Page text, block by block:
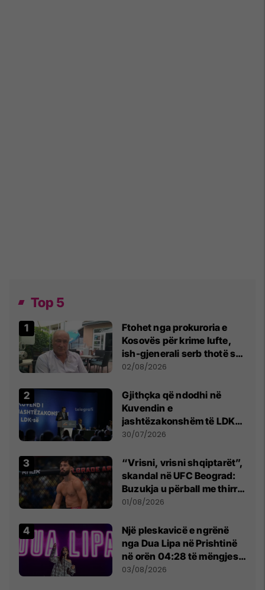
Top 5
Ftohet nga prokuroria e
Kosovës për krime lufte,
ish-gjenerali serb thotë se
dikush e tradhtoi në
02/08/2026
Gjithçka që ndodhi në
Kuvendin e
jashtëzakonshëm të LDK-
së
30/07/2026
“Vrisni, vrisni shqiptarët”,
skandal në UFC Beograd:
Buzukja u përball me thirrje
anti-shqiptare nga
01/08/2026
Një pleskavicë e ngrënë
nga Dua Lipa në Prishtinë
në orën 04:28 të mëngjesit
- dhe bota digjitale serbe
03/08/2026